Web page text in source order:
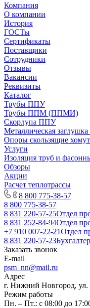
Компания
О компании
История
ГОСТы
Сертификаты
Поставщики
Сотрудники
Отзывы
Вакансии
Реквизиты
Каталог
Трубы ППУ
Трубы ППМ (ППМИ)
Скорлупа ППУ
Металлическая
Опоры скользящие
Услуги
Изоляция труб и
Обзоры
Акции
Расчет теплотрассы
8 800 775-38-57
8 800 775-38-57
8 831 220-57-25Отдел
8 831 252-84-94Отдел
+7 910 007-22-21Отдел
8 831 220-57-23
Заказать звонок
E-mail
psm_nn@mail.ru
Адрес
г. Нижний Новгород, ул.
Режим работы
Пн. – Пт.: с 08:00 до